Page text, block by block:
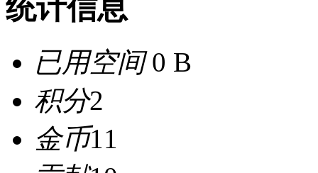
统计信息
已用空间0 B
积分2
金币11